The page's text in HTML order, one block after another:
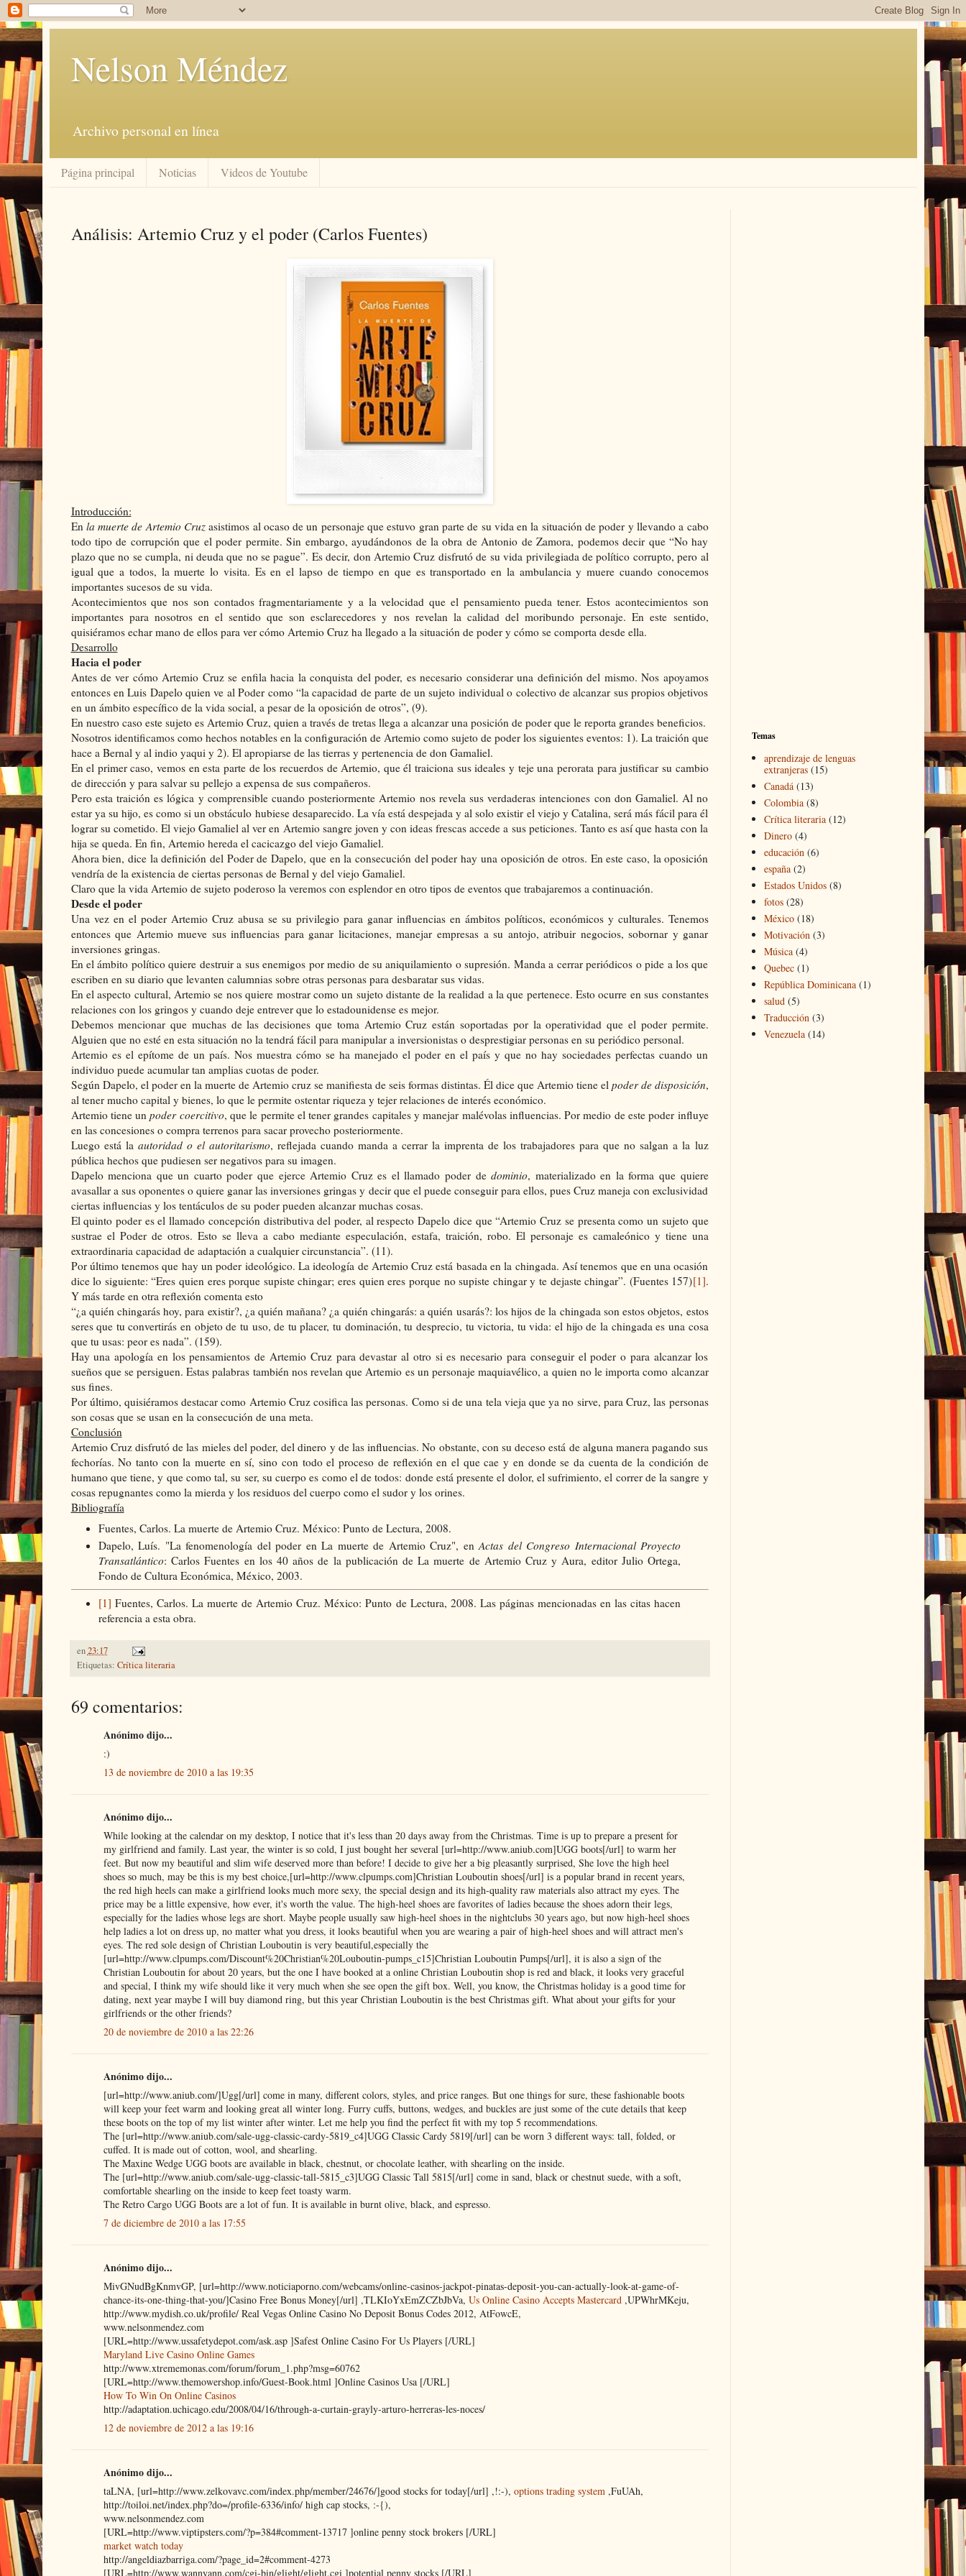
Nelson Méndez
Archivo personal en línea
Página principal Noticias Videos de Youtube
Análisis: Artemio Cruz y el poder (Carlos Fuentes)
Introducción:
En la muerte de Artemio Cruzasistimos al ocaso de un personaje que estuvo gran parte de su vida en la situación de poder y llevando a cabo
todo tipo de corrupción que el poder permite. Sin embargo, ayudándonos de la obra de Antonio de Zamora, podemos decir que “No hay
plazo que no se cumpla, ni deuda que no se pague”. Es decir, don Artemio Cruz disfrutó de su vida privilegiada de político corrupto, pero al
igual que a todos, la muerte lo visita. Es en el lapso de tiempo en que es transportado en la ambulancia y muere cuando conocemos
importantes sucesos de su vida.
Acontecimientos que nos son contados fragmentariamente y a la velocidad que el pensamiento pueda tener. Estos acontecimientos son
importantes para nosotros en el sentido que son esclarecedores y nos revelan la calidad del moribundo personaje. En este sentido,
quisiéramos echar mano de ellos para ver cómo Artemio Cruz ha llegado a la situación de poder y cómo se comporta desde ella.
Desarrollo
Hacia el poder
Antes de ver cómo Artemio Cruz se enfila hacia la conquista del poder, es necesario considerar una definición del mismo. Nos apoyamos
entonces en Luis Dapelo quien ve al Poder como “la capacidad de parte de un sujeto individual o colectivo de alcanzar sus propios objetivos
en un ámbito específico de la vida social, a pesar de la oposición de otros”, (9).
En nuestro caso este sujeto es Artemio Cruz, quien a través de tretas llega a alcanzar una posición de poder que le reporta grandes beneficios.
Nosotros identificamos como hechos notables en la configuración de Artemio como sujeto de poder los siguientes eventos: 1). La traición que
hace a Bernal y al indio yaqui y 2). El apropiarse de las tierras y pertenencia de don Gamaliel.
En el primer caso, vemos en esta parte de los recuerdos de Artemio, que él traiciona sus ideales y teje una perorata para justificar su cambio
de dirección y para salvar su pellejo a expensa de sus compañeros.
Pero esta traición es lógica y comprensible cuando posteriormente Artemio nos revela sus verdaderas intenciones con don Gamaliel. Al no
estar ya su hijo, es como si un obstáculo hubiese desaparecido. La vía está despejada y al solo existir el viejo y Catalina, será más fácil para él
lograr su cometido. El viejo Gamaliel al ver en Artemio sangre joven y con ideas frescas accede a sus peticiones. Tanto es así que hasta con la
hija se queda. En fin, Artemio hereda el cacicazgo del viejo Gamaliel.
Ahora bien, dice la definición del Poder de Dapelo, que en la consecución del poder hay una oposición de otros. En este caso, la oposición
vendría de la existencia de ciertas personas de Bernal y del viejo Gamaliel.
Claro que la vida Artemio de sujeto poderoso la veremos con esplendor en otro tipos de eventos que trabajaremos a continuación.
Desde el poder
Una vez en el poder Artemio Cruz abusa se su privilegio para ganar influencias en ámbitos políticos, económicos y culturales. Tenemos
entonces que Artemio mueve sus influencias para ganar licitaciones, manejar empresas a su antojo, atribuir negocios, sobornar y ganar
inversiones gringas.
En el ámbito político quiere destruir a sus enemigos por medio de su aniquilamiento o supresión. Manda a cerrar periódicos o pide a los que
escriben en su diario que levanten calumnias sobre otras personas para desbaratar sus vidas.
En el aspecto cultural, Artemio se nos quiere mostrar como un sujeto distante de la realidad a la que pertenece. Esto ocurre en sus constantes
relaciones con los gringos y cuando deje entrever que lo estadounidense es mejor.
Debemos mencionar que muchas de las decisiones que toma Artemio Cruz están soportadas por la operatividad que el poder permite.
Alguien que no esté en esta situación no la tendrá fácil para manipular a inversionistas o desprestigiar personas en su periódico personal.
Artemio es el epítome de un país. Nos muestra cómo se ha manejado el poder en el país y que no hay sociedades perfectas cuando un
individuo puede acumular tan amplias cuotas de poder.
Según Dapelo, el poder en la muerte de Artemio cruz se manifiesta de seis formas distintas. Él dice que Artemio tiene el poder de disposición,
al tener mucho capital y bienes, lo que le permite ostentar riqueza y tejer relaciones de interés económico.
Artemio tiene unpoder coercitivo, que le permite el tener grandes capitales y manejar malévolas influencias. Por medio de este poder influye
en las concesiones o compra terrenos para sacar provecho posteriormente.
Luego está la autoridad o el autoritarismo, reflejada cuando manda a cerrar la imprenta de los trabajadores para que no salgan a la luz
pública hechos que pudiesen ser negativos para su imagen.
Dapelo menciona que un cuarto poder que ejerce Artemio Cruz es el llamado poder dedominio, materializado en la forma que quiere
avasallar a sus oponentes o quiere ganar las inversiones gringas y decir que el puede conseguir para ellos, pues Cruz maneja con exclusividad
ciertas influencias y los tentáculos de su poder pueden alcanzar muchas cosas.
El quinto poder es el llamado concepción distributiva del poder, al respecto Dapelo dice que “Artemio Cruz se presenta como un sujeto que
sustrae el Poder de otros. Esto se lleva a cabo mediante especulación, estafa, traición, robo. El personaje es camaleónico y tiene una
extraordinaria capacidad de adaptación a cualquier circunstancia”. (11).
Por último tenemos que hay un poder ideológico. La ideología de Artemio Cruz está basada en la chingada. Así tenemos que en una ocasión
dice lo siguiente: “Eres quien eres porque supiste chingar; eres quien eres porque no supiste chingar y te dejaste chingar”. (Fuentes 157)[1].
Y más tarde en otra reflexión comenta esto
“¿a quién chingarás hoy, para existir?, ¿a quién mañana? ¿a quién chingarás: a quién usarás?: los hijos de la chingada son estos objetos, estos
seres que tu convertirás en objeto de tu uso, de tu placer, tu dominación, tu desprecio, tu victoria, tu vida: el hijo de la chingada es una cosa
que tu usas: peor es nada”. (159).
Hay una apología en los pensamientos de Artemio Cruz para devastar al otro si es necesario para conseguir el poder o para alcanzar los
sueños que se persiguen. Estas palabras también nos revelan que Artemio es un personaje maquiavélico, a quien no le importa como alcanzar
sus fines.
Por último, quisiéramos destacar como Artemio Cruz cosifica las personas. Como si de una tela vieja que ya no sirve, para Cruz, las personas
son cosas que se usan en la consecución de una meta.
Conclusión
Artemio Cruz disfrutó de las mieles del poder, del dinero y de las influencias. No obstante, con su deceso está de alguna manera pagando sus
fechorías. No tanto con la muerte en sí, sino con todo el proceso de reflexión en el que cae y en donde se da cuenta de la condición de
humano que tiene, y que como tal, su ser, su cuerpo es como el de todos: donde está presente el dolor, el sufrimiento, el correr de la sangre y
cosas repugnantes como la mierda y los residuos del cuerpo como el sudor y los orines.
Bibliografía
Fuentes, Carlos. La muerte de Artemio Cruz. México: Punto de Lectura, 2008.
Dapelo, Luís. "La fenomenología del poder en La muerte de Artemio Cruz", enActas del Congreso Internacional Proyecto
Transatlántico: Carlos Fuentes en los 40 años de la publicación de La muerte de Artemio Cruz y Aura, editor Julio Ortega,
Fondo de Cultura Económica, México, 2003.
[1] Fuentes, Carlos. La muerte de Artemio Cruz. México: Punto de Lectura, 2008. Las páginas mencionadas en las citas hacen
referencia a esta obra.
en23:17
Etiquetas: Crítica literaria
69 comentarios:
Anónimo dijo...
:)
13 de noviembre de 2010 a las 19:35
Anónimo dijo...
While looking at the calendar on my desktop, I notice that it's less than 20 days away from the Christmas. Time is up to prepare a present for
my girlfriend and family. Last year, the winter is so cold, I just bought her several [url=http://www.aniub.com]UGG boots[/url] to warm her
feet. But now my beautiful and slim wife deserved more than before! I decide to give her a big pleasantly surprised, She love the high heel
shoes so much, may be this is my best choice,[url=http://www.clpumps.com]Christian Louboutin shoes[/url] is a popular brand in recent years,
the red high heels can make a girlfriend looks much more sexy, the special design and its high-quality raw materials also attract my eyes. The
price may be a little expensive, how ever, it's worth the value. The high-heel shoes are favorites of ladies because the shoes adorn their legs,
especially for the ladies whose legs are short. Maybe people usually saw high-heel shoes in the nightclubs 30 years ago, but now high-heel shoes
help ladies a lot on dress up, no matter what you dress, it looks beautiful when you are wearing a pair of high-heel shoes and will attract men's
eyes. The red sole design of Christian Louboutin is very beautiful,especially the
[url=http://www.clpumps.com/Discount%20Christian%20Louboutin-pumps_c15]Christian Louboutin Pumps[/url], it is also a sign of the
Christian Louboutin for about 20 years, but the one I have booked at a online Christian Louboutin shop is red and black, it looks very graceful
and special, I think my wife should like it very much when she see open the gift box. Well, you know, the Christmas holiday is a good time for
dating, next year maybe I will buy diamond ring, but this year Christian Louboutin is the best Christmas gift. What about your gifts for your
girlfriends or the other friends?
20 de noviembre de 2010 a las 22:26
Anónimo dijo...
[url=http://www.aniub.com/]Ugg[/url] come in many, different colors, styles, and price ranges. But one things for sure, these fashionable boots
will keep your feet warm and looking great all winter long. Furry cuffs, buttons, wedges, and buckles are just some of the cute details that keep
these boots on the top of my list winter after winter. Let me help you find the perfect fit with my top 5 recommendations.
The [url=http://www.aniub.com/sale-ugg-classic-cardy-5819_c4]UGG Classic Cardy 5819[/url] can be worn 3 different ways: tall, folded, or
cuffed. It is made out of cotton, wool, and shearling.
The Maxine Wedge UGG boots are available in black, chestnut, or chocolate leather, with shearling on the inside.
The [url=http://www.aniub.com/sale-ugg-classic-tall-5815_c3]UGG Classic Tall 5815[/url] come in sand, black or chestnut suede, with a soft,
comfortable shearling on the inside to keep feet toasty warm.
The Retro Cargo UGG Boots are a lot of fun. It is available in burnt olive, black, and espresso.
7 de diciembre de 2010 a las 17:55
Anónimo dijo...
MivGNudBgKnmvGP, [url=http://www.noticiaporno.com/webcams/online-casinos-jackpot-pinatas-deposit-you-can-actually-look-at-game-of-
chance-its-one-thing-that-you/]Casino Free Bonus Money[/url] ,TLKIoYxEmZCZbJbVa, Us Online Casino Accepts Mastercard ,UPWhrMKeju,
http://www.mydish.co.uk/profile/ Real Vegas Online Casino No Deposit Bonus Codes 2012, AtFowcE,
www.nelsonmendez.com
[URL=http://www.ussafetydepot.com/ask.asp ]Safest Online Casino For Us Players [/URL]
Maryland Live Casino Online Games
http://www.xtrememonas.com/forum/forum_1.php?msg=60762
[URL=http://www.themowershop.info/Guest-Book.html ]Online Casinos Usa [/URL]
How To Win On Online Casinos
http://adaptation.uchicago.edu/2008/04/16/through-a-curtain-grayly-arturo-herreras-les-noces/
12 de noviembre de 2012 a las 19:16
Anónimo dijo...
taLNA, [url=http://www.zelkovavc.com/index.php/member/24676/]good stocks for today[/url] ,!:-), options trading system ,FuUAh,
http://toiloi.net/index.php?do=/profile-6336/info/ high cap stocks, :-{),
www.nelsonmendez.com
[URL=http://www.viptipsters.com/?p=384#comment-13717 ]online penny stock brokers [/URL]
market watch today
http://angeldiazbarriga.com/?page_id=2#comment-4273
[URL=http://www.wannyann.com/cgi-bin/glight/glight.cgi ]potential penny stocks [/URL]
Temas
aprendizaje de lenguas
extranjeras (15)
Canadá (13)
Colombia (8)
Crítica literaria (12)
Dinero (4)
educación (6)
españa (2)
Estados Unidos (8)
fotos (28)
México (18)
Motivación (3)
Música (4)
Quebec (1)
República Dominicana (1)
salud (5)
Traducción (3)
Venezuela (14)